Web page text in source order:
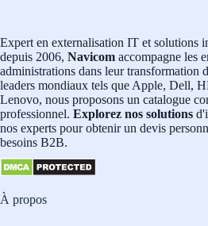
Expert en externalisation IT et solutions
depuis 2006, Navicom accompagne les
administrations dans leur transformation
leaders mondiaux tels que Apple, Dell,
Lenovo, nous proposons un catalogue
professionnel. Explorez nos solutions
nos experts pour obtenir un devis
besoins B2B.
À propos